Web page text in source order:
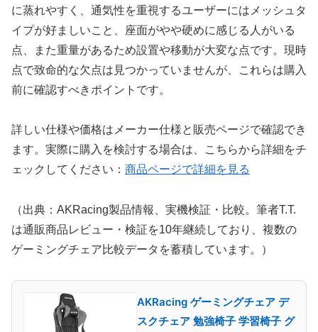
に蒸れやすく、通気性を重視するユーザーにはメッシュタ
イプが好ましいこと、座面がやや硬めに感じる人がいる
点、また重量があるため設置や移動が大変な点です。現時
点で致命的な欠点は見つかっていませんが、これらは購入
前に確認すべきポイントです。
詳しい仕様や価格はメーカー仕様と販売ページで確認でき
ます。実際に購入を検討する場合は、こちらから詳細をチ
ェックしてください： 商品ページで詳細を見る
（出典：AKRacing製品情報、実機検証・比較。筆者T.T.
は通販商品レビュー・検証を10年継続しており、複数の
ゲーミングチェア比較データを蓄積しています。）
AKRacing ゲーミングチェア デ
スクチェア 勉強椅子 学習椅子 グ